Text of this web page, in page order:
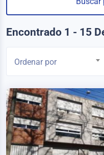
Encontrado 1 - 15
Ordenar por